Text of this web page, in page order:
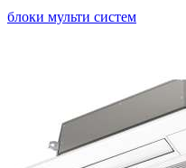
блоки мульти систем